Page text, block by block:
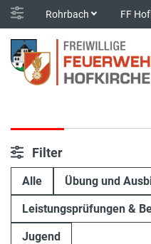
Rohrbach FF
Filter
Alle Übung und
Leistungsprüfungen &
Jugend